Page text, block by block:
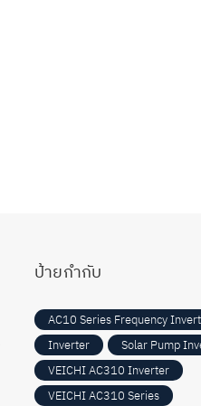
ป้ายกำกับ
AC10 Series Frequency
Inverter
Solar Pump
VEICHI AC310 Inverter
VEICHI AC310 Series